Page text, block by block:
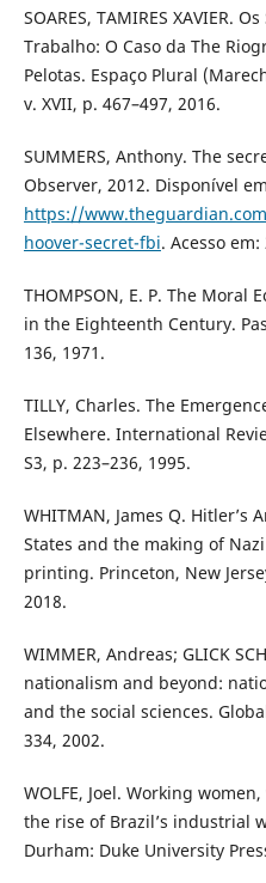
SOARES, TAMIRES XAVIER.
Trabalho: O Caso da The
Pelotas. Espaço Plural
v. XVII, p. 467–497, 2016.
SUMMERS, Anthony. The
Observer, 2012. Disponível
https://
hoover-secret-fbi. Acesso
THOMPSON, E. P. The Moral
in the Eighteenth Century.
136, 1971.
TILLY, Charles. The
Elsewhere. International
S3, p. 223–236, 1995.
WHITMAN, James Q. Hitler’s
States and the making of
printing. Princeton, New
2018.
WIMMER, Andreas; GLICK
nationalism and beyond:
and the social sciences.
334, 2002.
WOLFE, Joel. Working
the rise of Brazil’s industrial
Durham: Duke University